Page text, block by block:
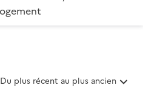
T
Du plus récent au plus ancien